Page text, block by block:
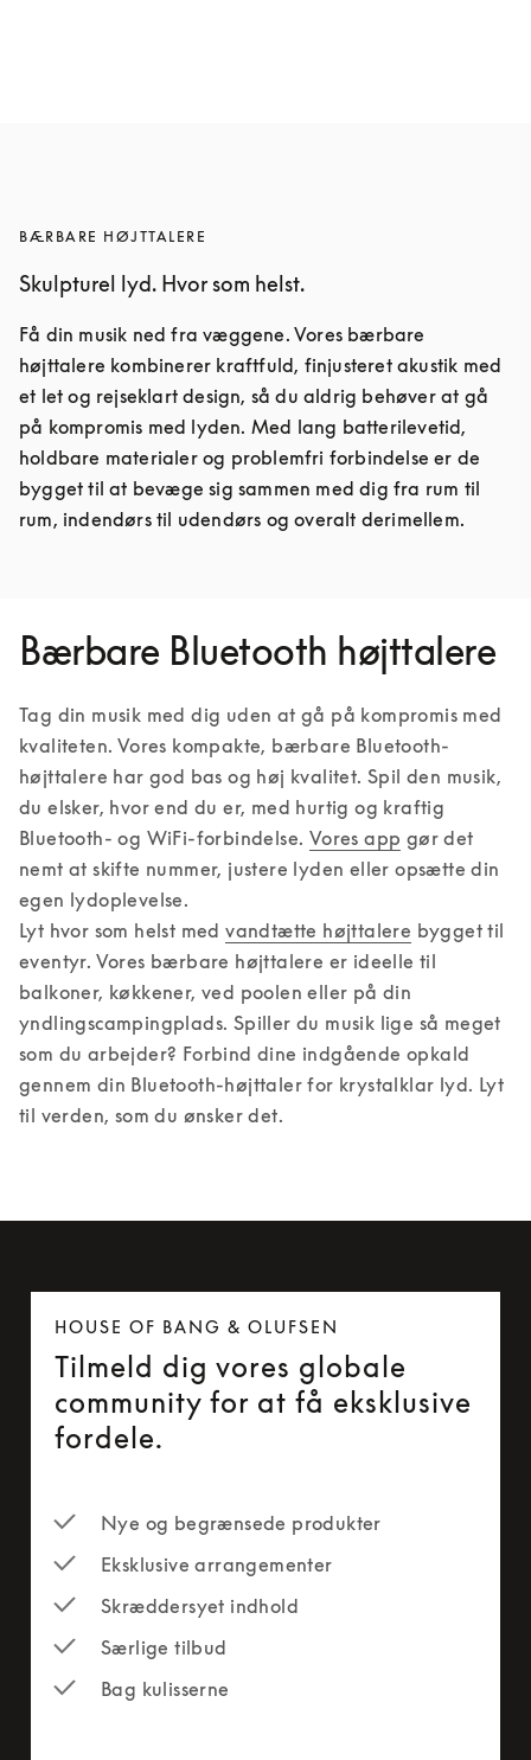
BÆRBARE HØJTTALERE
Skulpturel lyd. Hvor som helst.
Få din musik ned fra væggene. Vores bærbare
højttalere kombinerer kraftfuld, finjusteret akustik med
et let og rejseklart design, så du aldrig behøver at gå
på kompromis med lyden. Med lang batterilevetid,
holdbare materialer og problemfri forbindelse er de
bygget til at bevæge sig sammen med dig fra rum til
rum, indendørs til udendørs og overalt derimellem.
Bærbare Bluetooth højttalere
Tag din musik med dig uden at gå på kompromis med
kvaliteten. Vores kompakte, bærbare Bluetooth-
højttalere har god bas og høj kvalitet. Spil den musik,
du elsker, hvor end du er, med hurtig og kraftig
Bluetooth- og WiFi-forbindelse. Vores app gør det
nemt at skifte nummer, justere lyden eller opsætte din
egen lydoplevelse.
Lyt hvor som helst med vandtætte højttalere bygget til
eventyr. Vores bærbare højttalere er ideelle til
balkoner, køkkener, ved poolen eller på din
yndlingscampingplads. Spiller du musik lige så meget
som du arbejder? Forbind dine indgående opkald
gennem din Bluetooth-højttaler for krystalklar lyd. Lyt
til verden, som du ønsker det.
HOUSE OF BANG & OLUFSEN
Tilmeld dig vores globale
community for at få eksklusive
fordele.
Nye og begrænsede produkter
Eksklusive arrangementer
Skræddersyet indhold
Særlige tilbud
Bag kulisserne